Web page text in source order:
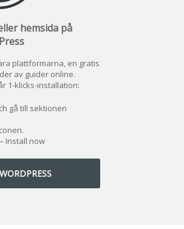
hemsida på
plattformarna, en gratis
av guider online.
1-klicks-installation:
gå till sektionen
Install now